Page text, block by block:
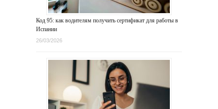
Код 95: как водителям получить сертификат для работы в
Испании
26/03/2026